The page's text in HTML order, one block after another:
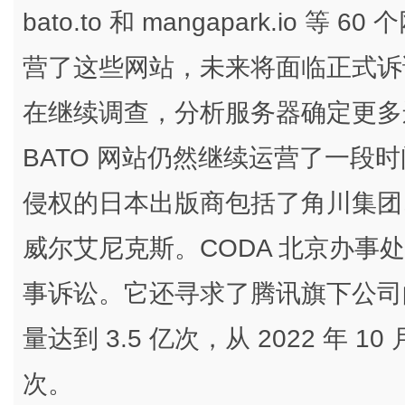
bato.to 和 mangapark.io 等 60
营了这些网站，未来将面临正式
在继续调查，分析服务器确定更
BATO 网站仍然继续运营了一段
侵权的日本出版商包括了角川集
威尔艾尼克斯。CODA 北京办事
事诉讼。它还寻求了腾讯旗下公
量达到 3.5 亿次，从 2022 年 10
次。